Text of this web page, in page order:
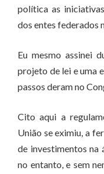
política as
dos entes federados
Eu mesmo assinei
projeto de lei e uma
passos deram no
Cito aqui a
União se eximiu, a
de investimentos na
no entanto, e sem